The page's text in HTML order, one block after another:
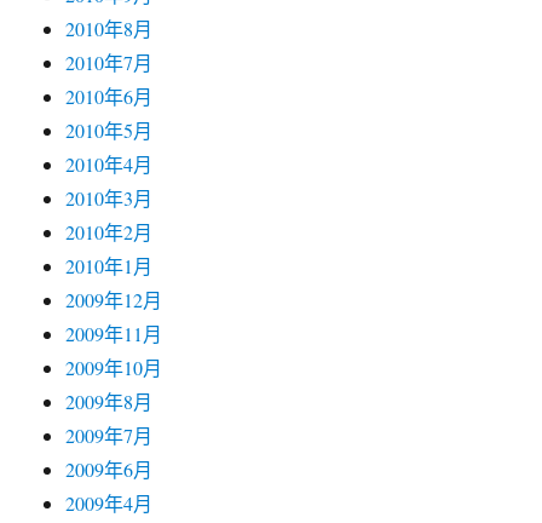
2010年8月
2010年7月
2010年6月
2010年5月
2010年4月
2010年3月
2010年2月
2010年1月
2009年12月
2009年11月
2009年10月
2009年8月
2009年7月
2009年6月
2009年4月